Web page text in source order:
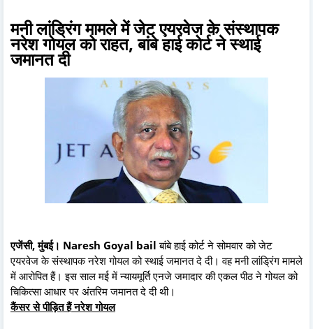
मनी लांड्रिंग मामले में जेट एयरवेज के संस्थापक
नरेश गोयल को राहत, बांबे हाई कोर्ट ने स्थाई
जमानत दी
एजेंसी, मुंबई। Naresh Goyal bail बांबे हाई कोर्ट ने सोमवार को जेट
एयरवेज के संस्थापक नरेश गोयल को स्थाई जमानत दे दी। वह मनी लांड्रिंग मामले
में आरोपित हैं। इस साल मई में न्यायमूर्ति एनजे जमादार की एकल पीठ ने गोयल को
चिकित्सा आधार पर अंतरिम जमानत दे दी थी।
कैंसर से पीड़ित हैं नरेश गोयल